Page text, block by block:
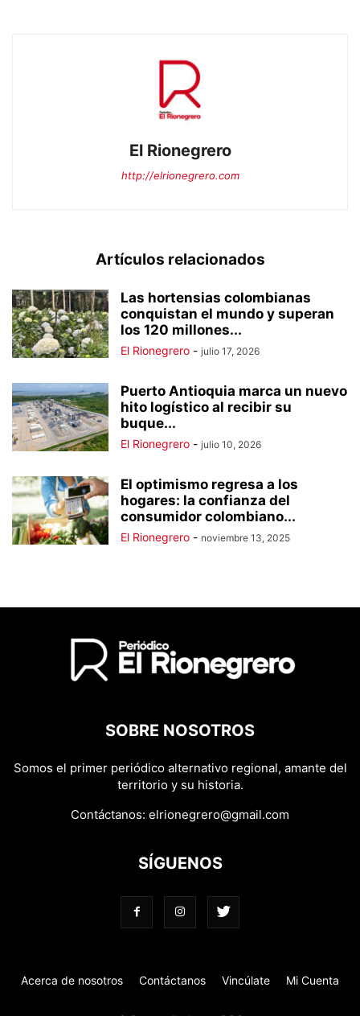
El Rionegrero
http://elrionegrero.com
Artículos relacionados
Las hortensias colombianas
conquistan el mundo y superan
los 120 millones...
El Rionegrero - julio 17, 2026
Puerto Antioquia marca un nuevo
hito logístico al recibir su
buque...
El Rionegrero - julio 10, 2026
El optimismo regresa a los
hogares: la confianza del
consumidor colombiano...
El Rionegrero - noviembre 13, 2025
SOBRE NOSOTROS
Somos el primer periódico alternativo regional, amante del
territorio y su historia.
Contáctanos: elrionegrero@gmail.com
SÍGUENOS
Acerca de nosotros Contáctanos Vincúlate Mi Cuenta